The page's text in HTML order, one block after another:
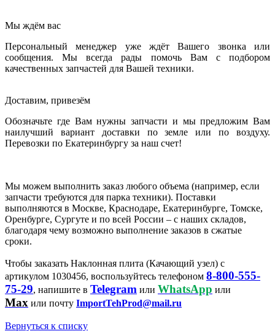
Мы ждём вас
Персональный менеджер уже ждёт Вашего звонка или
сообщения. Мы всегда рады помочь Вам с подбором
качественных запчастей для Вашей техники.
Доставим, привезём
Обозначьте где Вам нужны запчасти и мы предложим Вам
наилучший вариант доставки по земле или по воздуху.
Перевозки по Екатеринбургу за наш счет!
Мы можем выполнить заказ любого объема (например, если
запчасти требуются для парка техники). Поставки
выполняются в Москве, Краснодаре, Екатеринбурге, Томске,
Оренбурге, Сургуте и по всей России – с наших складов,
благодаря чему возможно выполнение заказов в сжатые
сроки.
Чтобы заказать Наклонная плита (Качающий узел) с
артикулом 1030456, воспользуйтесь телефоном 8-800-555-
75-29, напишите в Telegram или WhatsApp или
Max или почту ImportTehProd@mail.ru
Вернуться к списку